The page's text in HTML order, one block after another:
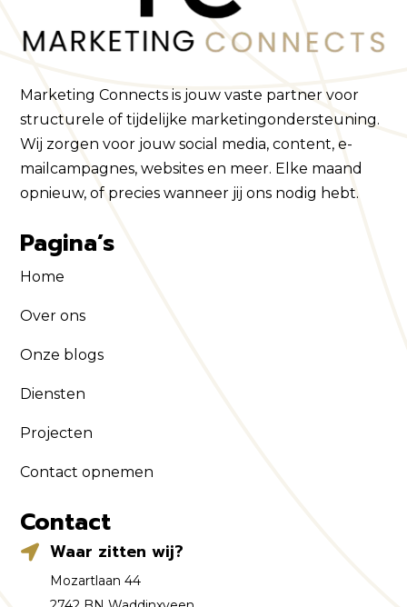
Marketing Connects is jouw vaste partner voor
structurele of tijdelijke marketingondersteuning.
Wij zorgen voor jouw social media, content, e-
mailcampagnes, websites en meer. Elke maand
opnieuw, of precies wanneer jij ons nodig hebt.
Pagina’s
Home
Over ons
Onze blogs
Diensten
Projecten
Contact opnemen
Contact
 Waar zitten wij?
Mozartlaan 44